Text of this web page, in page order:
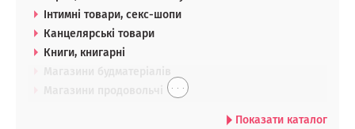
Інтимні товари, секс-шопи
Канцелярські товари
Книги, книгарні
. . .
Показати каталог